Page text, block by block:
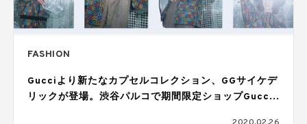
FASHION
Gucciより新たなカプセルコレクション、GGサイケデ
リックが登場。渋谷パルコで期間限定ショップGucci